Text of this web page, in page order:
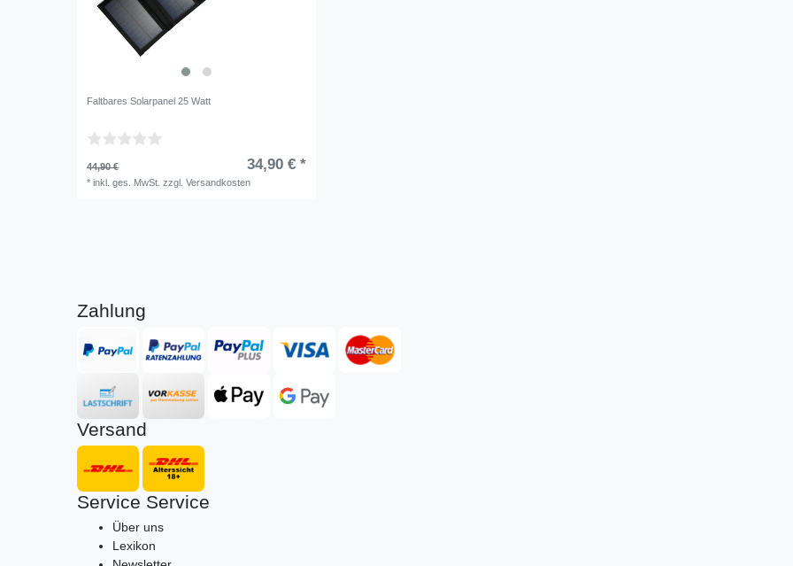
Faltbares Solarpanel 25 Watt
44,90 € 34,90 € *
*inkl. ges. MwSt. zzgl.Versandkosten
Zahlung
Versand
Service Service
Über uns
Lexikon